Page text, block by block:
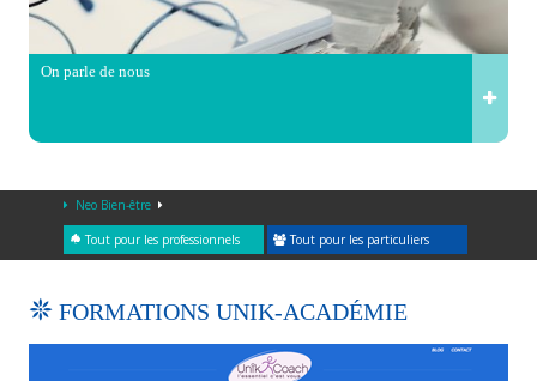
On parle de nous
Neo Bien-être
Tout pour les professionnels Tout pour les particuliers
FORMATIONS UNIK-ACADÉMIE